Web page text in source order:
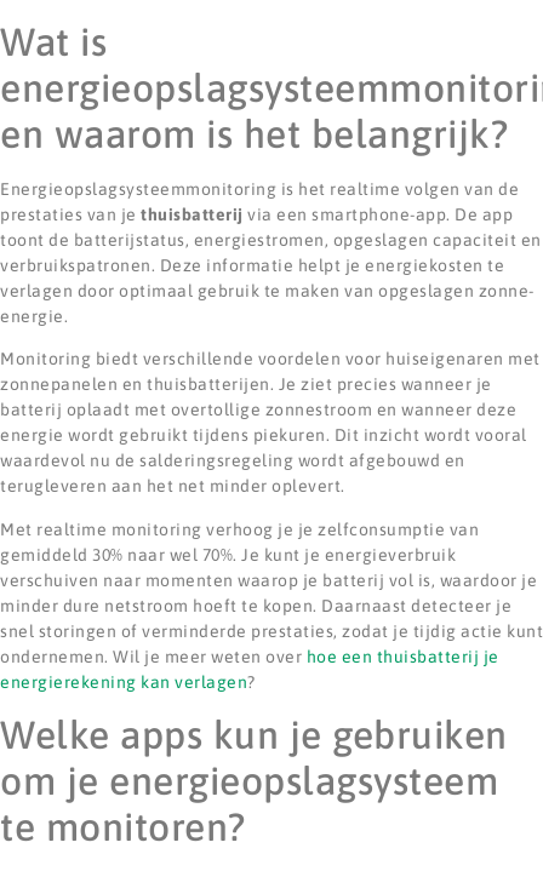
Wat is
en waarom is het belangrijk?
Energieopslagsysteemmonitoring is het realtime volgen van de
prestaties van je thuisbatterij via een smartphone-app. De app
toont de batterijstatus, energiestromen, opgeslagen capaciteit en
verbruikspatronen. Deze informatie helpt je energiekosten te
verlagen door optimaal gebruik te maken van opgeslagen zonne-
energie.
Monitoring biedt verschillende voordelen voor huiseigenaren met
zonnepanelen en thuisbatterijen. Je ziet precies wanneer je
batterij oplaadt met overtollige zonnestroom en wanneer deze
energie wordt gebruikt tijdens piekuren. Dit inzicht wordt vooral
waardevol nu de salderingsregeling wordt afgebouwd en
terugleveren aan het net minder oplevert.
Met realtime monitoring verhoog je je zelfconsumptie van
gemiddeld 30% naar wel 70%. Je kunt je energieverbruik
verschuiven naar momenten waarop je batterij vol is, waardoor je
minder dure netstroom hoeft te kopen. Daarnaast detecteer je
snel storingen of verminderde prestaties, zodat je tijdig actie kunt
ondernemen. Wil je meer weten over hoe een thuisbatterij je
energierekening kan verlagen?
Welke apps kun je gebruiken
om je energieopslagsysteem
te monitoren?